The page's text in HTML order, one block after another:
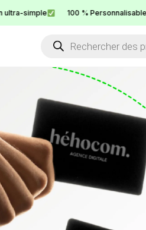
simple 100 % Personnalisable
Products
search